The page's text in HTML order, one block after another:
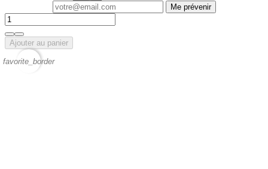
Me prévenir
Ajouter au panier
favorite_border